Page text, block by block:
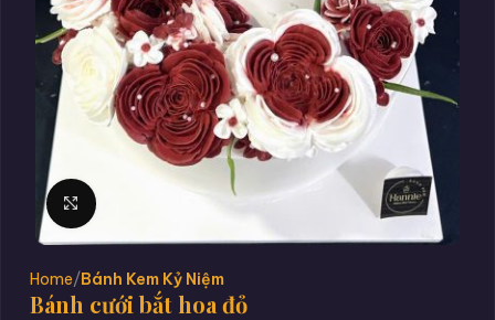
Click to enlarge
Home Bánh Kem Kỷ Niệm
Bánh cưới bắt hoa đỏ